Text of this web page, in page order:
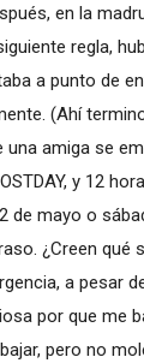
en la
regla,
a punto de
(Ahí
amiga se
y 12
de mayo o
¿Creen qué
a pesar
por que me
pero no